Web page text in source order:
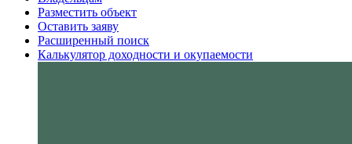
Разместить объект
Оставить заяву
Расширенный поиск
Калькулятор доходности и окупаемости